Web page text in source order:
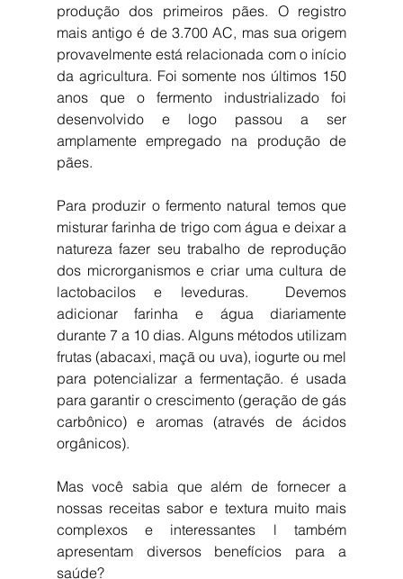
produção dos primeiros pães. O registro
mais antigo é de 3.700 AC, mas sua origem
provavelmente está relacionada com o início
da agricultura. Foi somente nos últimos 150
anos que o fermento industrializado foi
desenvolvido e logo passou a ser
amplamente empregado na produção de
pães.
Para produzir o fermento natural temos que
misturar farinha de trigo com água e deixar a
natureza fazer seu trabalho de reprodução
dos microrganismos e criar uma cultura de
lactobacilos e leveduras.  Devemos
adicionar farinha e água diariamente
durante 7 a 10 dias. Alguns métodos utilizam
frutas (abacaxi, maçã ou uva), iogurte ou mel
para potencializar a fermentação. é usada
para garantir o crescimento (geração de gás
carbônico) e aromas (através de ácidos
orgânicos).
Mas você sabia que além de fornecer a
nossas receitas sabor e textura muito mais
complexos e interessantes l também
apresentam diversos benefícios para a
saúde?